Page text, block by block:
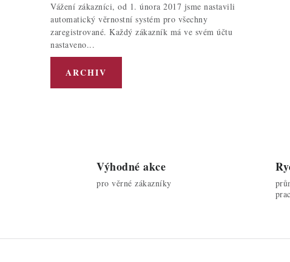
Vážení zákazníci, od 1. února 2017 jsme nastavili
automatický věrnostní systém pro všechny
zaregistrované. Každý zákazník má ve svém účtu
nastaveno...
ARCHIV
Výhodné akce
pro věrné zákazníky